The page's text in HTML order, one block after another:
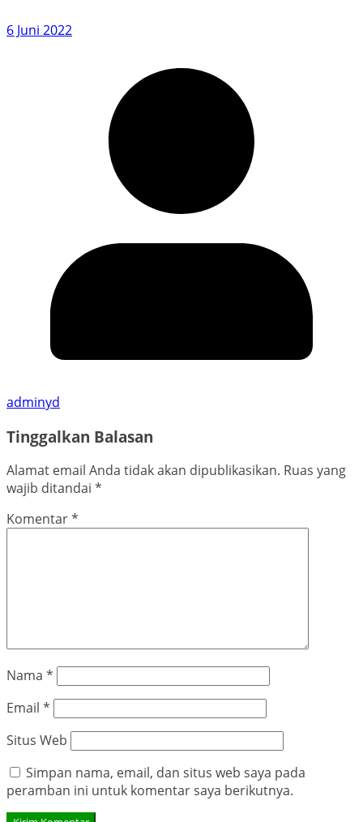
6 Juni 2022
adminyd
Tinggalkan Balasan
Alamat email Anda tidak akan dipublikasikan. Ruas yang
wajib ditandai *
Komentar*
Nama *
Email *
Situs Web
Simpan nama, email, dan situs web saya pada
peramban ini untuk komentar saya berikutnya.